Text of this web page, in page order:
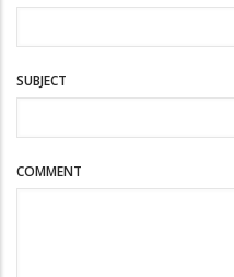
SUBJECT
COMMENT